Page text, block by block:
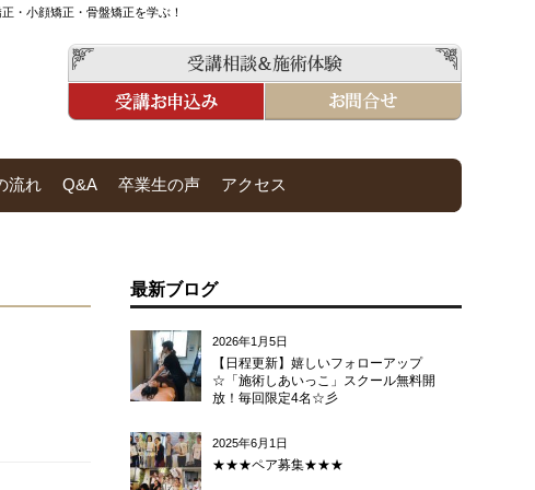
・小顔矯正・骨盤矯正を学ぶ！
流れ Q&A 卒業生の声 アクセス
最新ブログ
2026年1月5日
【日程更新】嬉しいフォローアップ
☆「施術しあいっこ」スクール無料開
放！毎回限定4名☆彡
2025年6月1日
★★★ペア募集★★★